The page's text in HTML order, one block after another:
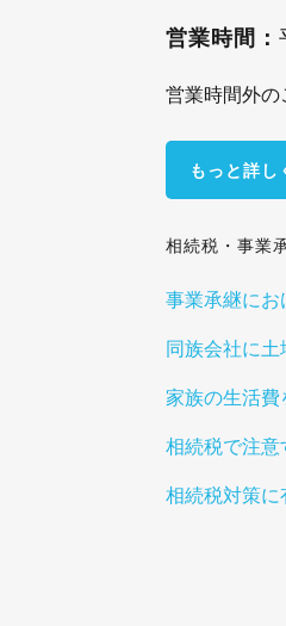
営業時間：
営業時間外
もっと詳し
相続税・事業
事業承継にお
同族会社に
家族の生活費
相続税で注意
相続税対策に